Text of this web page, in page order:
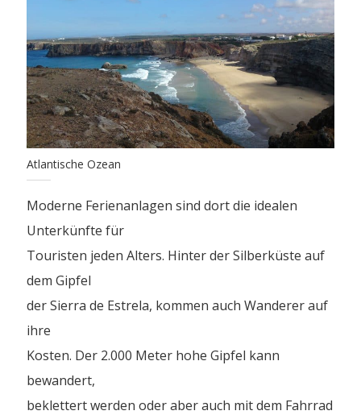
Atlantische Ozean
Moderne Ferienanlagen sind dort die idealen
Unterkünfte für
Touristen jeden Alters. Hinter der Silberküste auf
dem Gipfel
der Sierra de Estrela, kommen auch Wanderer auf
ihre
Kosten. Der 2.000 Meter hohe Gipfel kann
bewandert,
beklettert werden oder aber auch mit dem Fahrrad